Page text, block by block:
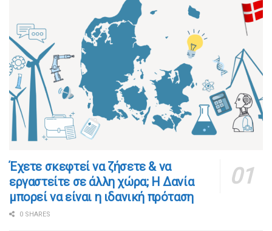
​​Έχετε σκεφτεί να ζήσετε & να
εργαστείτε σε άλλη χώρα; Η Δανία
μπορεί να είναι η ιδανική πρόταση
0 SHARES